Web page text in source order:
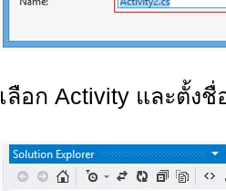
เลือก Activity และตั้งชื่